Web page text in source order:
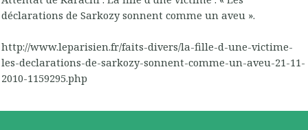
déclarations de Sarkozy sonnent comme un aveu ».
http://www.leparisien.fr/faits-divers/la-fille-d-une-victime-
les-declarations-de-sarkozy-sonnent-comme-un-aveu-21-11-
2010-1159295.php